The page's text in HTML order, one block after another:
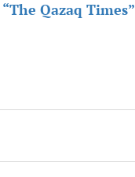
“The Qazaq Times”